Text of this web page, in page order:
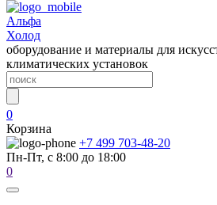
Альфа
Холод
оборудование и материалы для
климатических установок
0
Корзина
+7 499 703-48-20
Пн-Пт, с 8:00 до 18:00
0